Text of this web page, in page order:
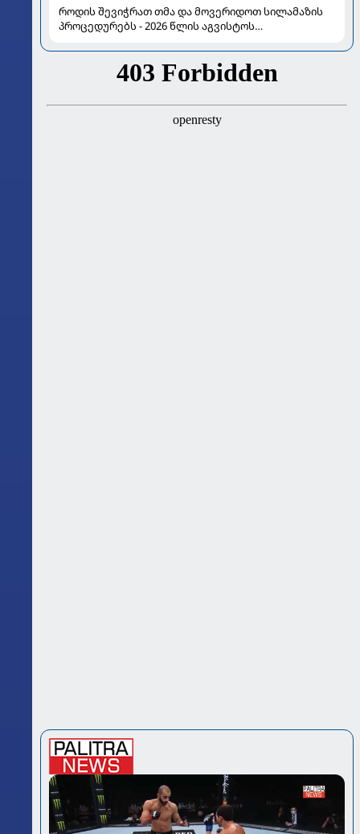
როდის შევიჭრათ თმა და მოვერიდოთ სილამაზის
პროცედურებს - 2026 წლის აგვისტოს